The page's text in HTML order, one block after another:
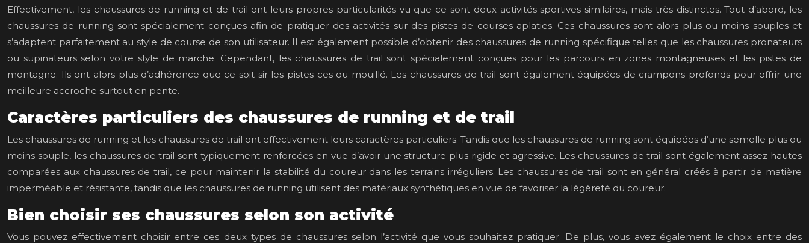
Effectivement, les chaussures de running et de trail ont leurs propres particularités vu que ce sont deux activités sportives similaires, mais très distinctes. Tout d’abord, les
chaussures de running sont spécialement conçues afin de pratiquer des activités sur des pistes de courses aplaties. Ces chaussures sont alors plus ou moins souples et
s’adaptent parfaitement au style de course de son utilisateur. Il est également possible d’obtenir des chaussures de running spécifique telles que les chaussures pronateurs
ou supinateurs selon votre style de marche. Cependant, les chaussures de trail sont spécialement conçues pour les parcours en zones montagneuses et les pistes de
montagne. Ils ont alors plus d’adhérence que ce soit sir les pistes ces ou mouillé. Les chaussures de trail sont également équipées de crampons profonds pour offrir une
meilleure accroche surtout en pente.
Caractères particuliers des chaussures de running et de trail
Les chaussures de running et les chaussures de trail ont effectivement leurs caractères particuliers. Tandis que les chaussures de running sont équipées d’une semelle plus ou
moins souple, les chaussures de trail sont typiquement renforcées en vue d’avoir une structure plus rigide et agressive. Les chaussures de trail sont également assez hautes
comparées aux chaussures de trail, ce pour maintenir la stabilité du coureur dans les terrains irréguliers. Les chaussures de trail sont en général créés à partir de matière
imperméable et résistante, tandis que les chaussures de running utilisent des matériaux synthétiques en vue de favoriser la légèreté du coureur.
Bien choisir ses chaussures selon son activité
Vous pouvez effectivement choisir entre ces deux types de chaussures selon l’activité que vous souhaitez pratiquer. De plus, vous avez également le choix entre des